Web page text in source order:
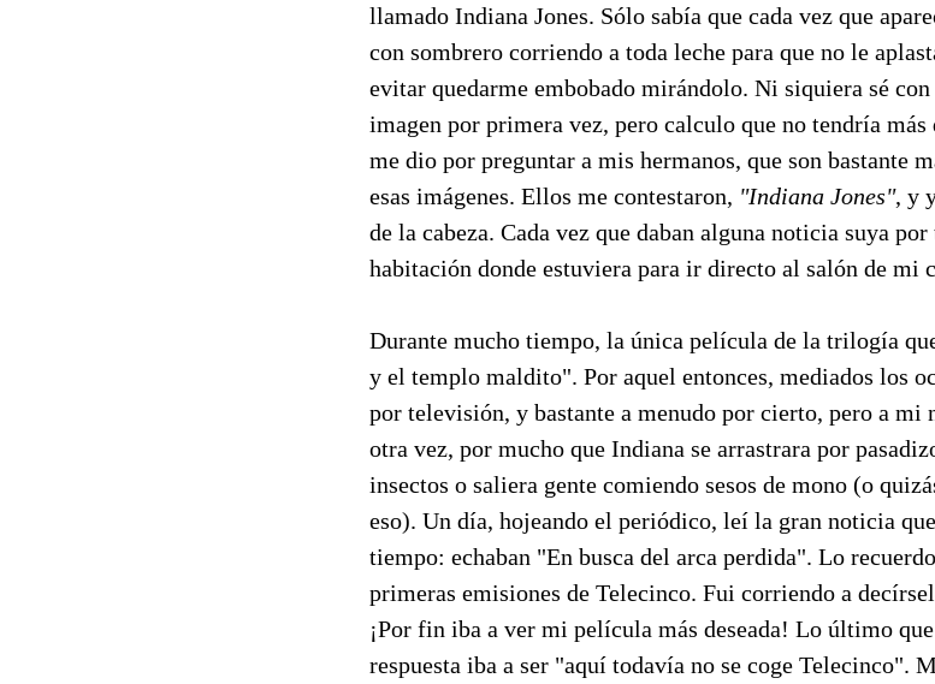
llamado Indiana Jones. Sólo sabía que cada vez que
con sombrero corriendo a toda leche para que no le
evitar quedarme embobado mirándolo. Ni siquiera sé con
imagen por primera vez, pero calculo que no tendría
me dio por preguntar a mis hermanos, que son bastante
esas imágenes. Ellos me contestaron, "Indiana Jones", y
de la cabeza. Cada vez que daban alguna noticia suya
habitación donde estuviera para ir directo al salón de mi
Durante mucho tiempo, la única película de la trilogía
y el templo maldito". Por aquel entonces, mediados los
por televisión, y bastante a menudo por cierto, pero a mi
otra vez, por mucho que Indiana se arrastrara por
insectos o saliera gente comiendo sesos de mono (o
eso). Un día, hojeando el periódico, leí la gran noticia
tiempo: echaban "En busca del arca perdida". Lo
primeras emisiones de Telecinco. Fui corriendo a
¡Por fin iba a ver mi película más deseada! Lo último
respuesta iba a ser "aquí todavía no se coge Telecinco".